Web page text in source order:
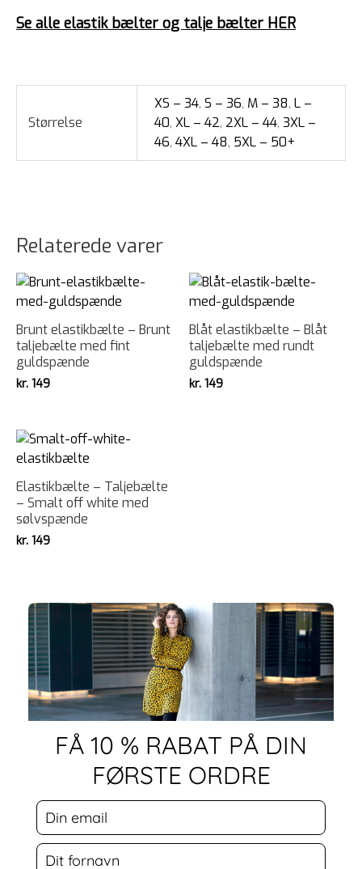
Se alle elastik bælter og talje bælter HER
Størrelse
XS – 34,S – 36, M – 38,L –
40,XL – 42, 2XL – 44,3XL –
46,4XL – 48, 5XL – 50+
Relaterede varer
Brunt elastikbælte – Brunt
taljebælte med fint
guldspænde
kr. 149
Blåt elastikbælte – Blåt
taljebælte med rundt
guldspænde
kr. 149
Elastikbælte – Taljebælte
– Smalt off white med
sølvspænde
kr. 149
FÅ 10 % RABAT PÅ DIN
FØRSTE ORDRE